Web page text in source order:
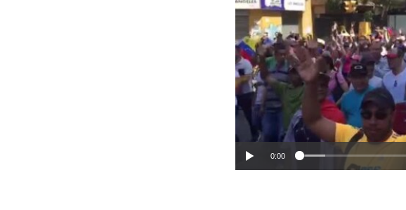
No
0:00